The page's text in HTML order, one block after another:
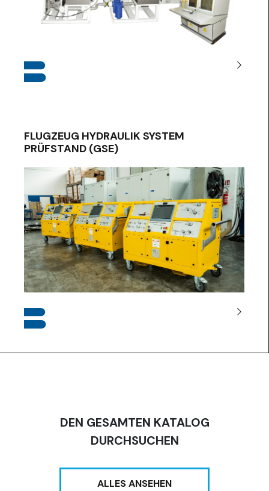
FLUGZEUG HYDRAULIK SYSTEM
PRÜFSTAND (GSE)
DEN GESAMTEN KATALOG
DURCHSUCHEN
ALLES ANSEHEN